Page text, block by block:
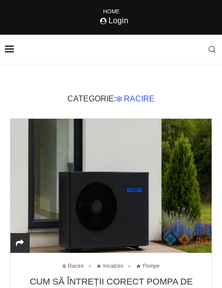
HOME
Login
CATEGORIE:❄️ RACIRE
❄️ Racire 🔥 Incalzire 🔥 Pompe
CUM SĂ ÎNTREȚII CORECT POMPA DE